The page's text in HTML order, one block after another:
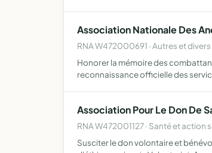
Association Nationale Des
RNA W472000691 · Autres et
Honorer la mémoire des
reconnaissance officielle des
Association Pour Le Don De
RNA W472001127 · Santé et action
Susciter le don volontaire et